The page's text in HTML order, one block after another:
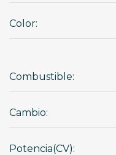
Color:
Combustible:
Cambio:
Potencia(CV):